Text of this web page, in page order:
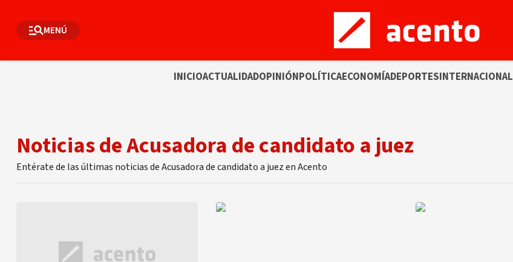
MENÚ
INICIOACTUALIDADOPINIÓNPOLÍTICAECONOMÍADEPORTESINTERNACIONAL
Noticias de Acusadora de candidato a juez
Entérate de las últimas noticias de Acusadora de candidato a juez en Acento